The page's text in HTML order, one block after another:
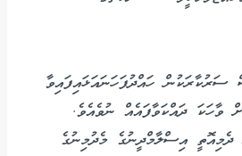
ސަރުކާރަކުން ހައްދުފަހަނައަޅައިފައިވާ
ވާހަކަ ދައްކަވާފައެއް ނުވެއެވެ.
އިސްލާމްދީނުގެ މެދުމިނުގެ